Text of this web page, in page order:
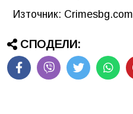
Източник: Crimesbg.com
СПОДЕЛИ: